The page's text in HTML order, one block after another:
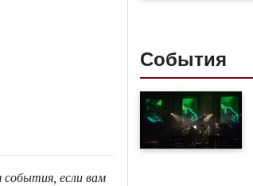
события, если вам
События